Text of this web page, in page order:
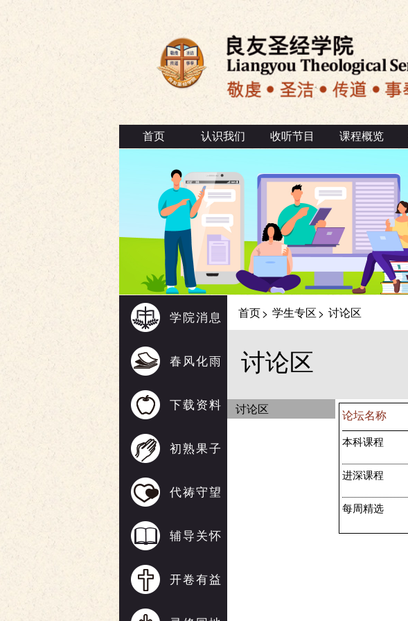
首页 认识我们 收听节目 课程概览
学院消息
春风化雨
下载资料
初熟果子
代祷守望
辅导关怀
开卷有益
首页> 学生专区> 讨论区
讨论区
讨论区
论坛名称
本科课程
进深课程
每周精选